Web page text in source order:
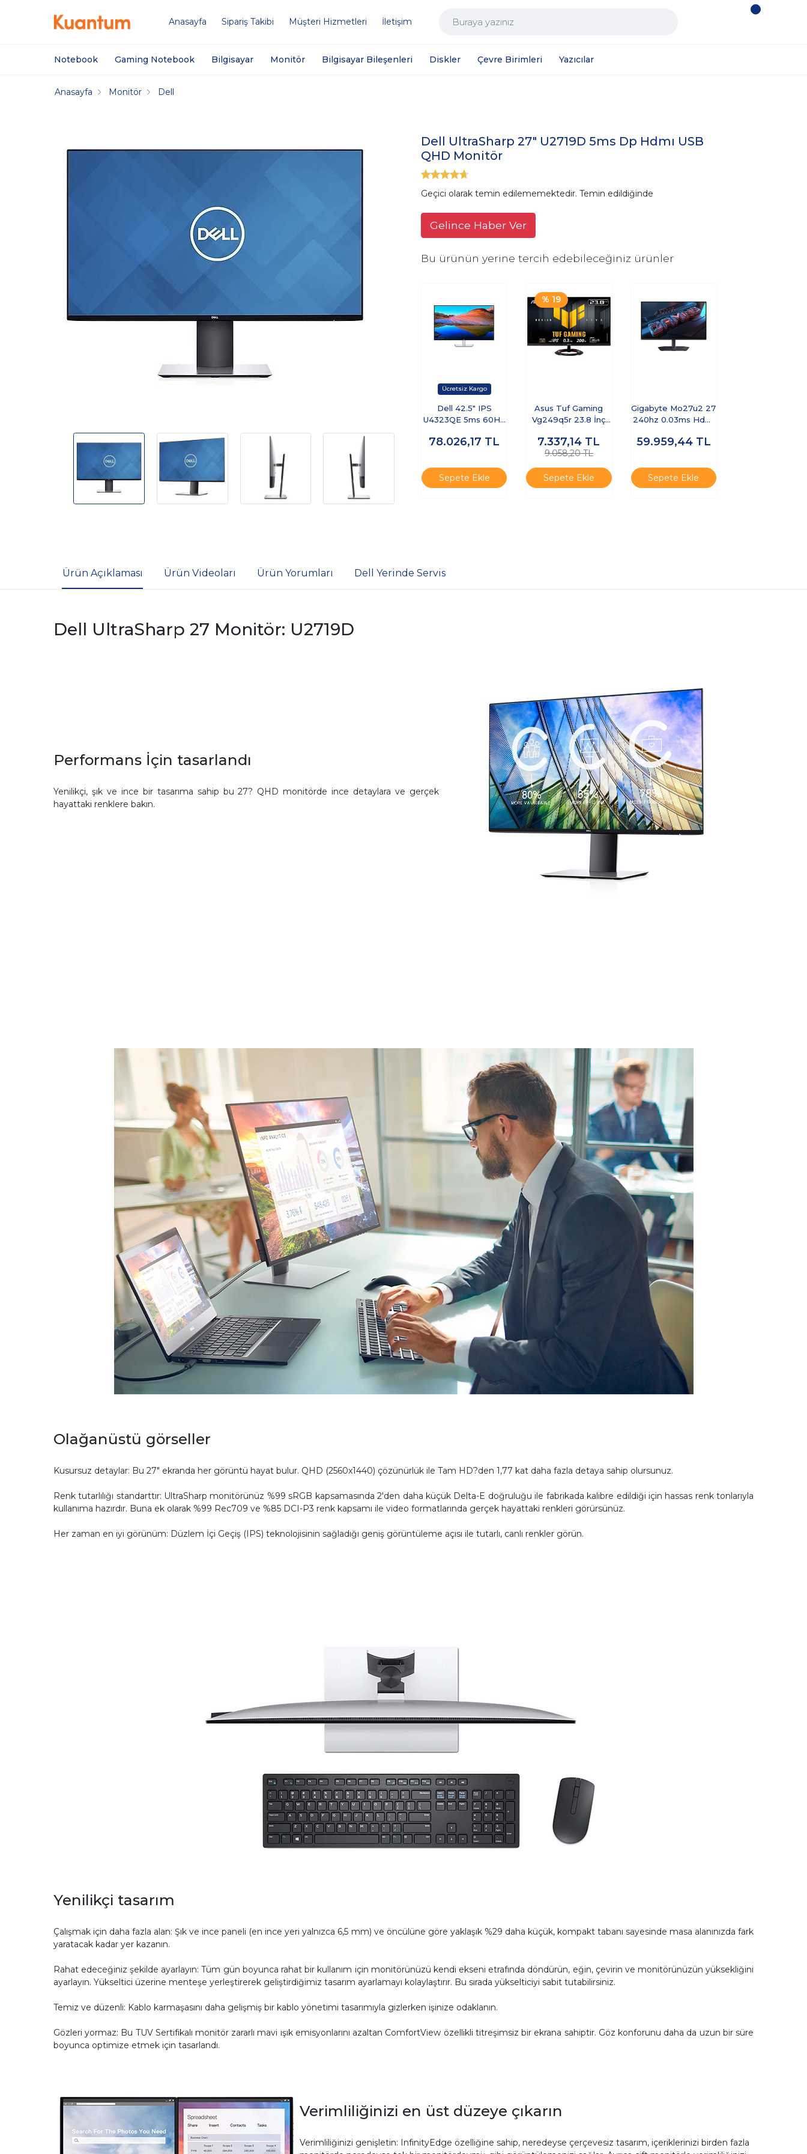
Anasayfa Sipariş Takibi Müşteri Hizmetleri İletişim
Notebook Gaming Notebook Bilgisayar Monitör Bilgisayar Bileşenleri Diskler Çevre Birimleri Yazıcılar
Anasayfa Monitör Dell
Dell UltraSharp 27" U2719D 5ms Dp Hdmı USB
QHD Monitör
Geçici olarak temin edilememektedir. Temin edildiğinde
Gelince Haber Ver
Bu ürünün yerine tercih edebileceğiniz ürünler
Dell 42.5" IPS
U4323QE 5ms 60HZ
Monitör 3840X2160
78.026,17 TL
Sepete Ekle
% 19
Asus Tuf Gaming
Vg249q5r 23.8 İnç
Adaptive Sy
7.337,14 TL
9.058,20 TL
Sepete Ekle
Gigabyte Mo27u2 27
240hz 0.03ms Hdmı
Freesync
59.959,44 TL
Sepete Ekle
Ürün Açıklaması Ürün Videoları Ürün Yorumları Dell Yerinde Servis
Dell UltraSharp 27 Monitör: U2719D
Performans İçin tasarlandı
Yenilikçi, şık ve ince bir tasarıma sahip bu 27? QHD monitörde ince detaylara ve gerçek
hayattaki renklere bakın.
Olağanüstü görseller
Kusursuz detaylar: Bu 27" ekranda her görüntü hayat bulur. QHD (2560x1440) çözünürlük ile Tam HD?den 1,77 kat daha fazla detaya sahip olursunuz.
Renk tutarlılığı standarttır: UltraSharp monitörünüz %99 sRGB kapsamasında 2'den daha küçük Delta-E doğruluğu ile fabrikada kalibre edildiği için hassas renk tonlarıyla
kullanıma hazırdır. Buna ek olarak %99 Rec709 ve %85 DCI-P3 renk kapsamı ile video formatlarında gerçek hayattaki renkleri görürsünüz.
Her zaman en iyi görünüm: Düzlem İçi Geçiş (IPS) teknolojisinin sağladığı geniş görüntüleme açısı ile tutarlı, canlı renkler görün.
Yenilikçi tasarım
Çalışmak için daha fazla alan: Şık ve ince paneli (en ince yeri yalnızca 6,5 mm) ve öncülüne göre yaklaşık %29 daha küçük, kompakt tabanı sayesinde masa alanınızda fark
yaratacak kadar yer kazanın.
Rahat edeceğiniz şekilde ayarlayın: Tüm gün boyunca rahat bir kullanım için monitörünüzü kendi ekseni etrafında döndürün, eğin, çevirin ve monitörünüzün yüksekliğini
ayarlayın. Yükseltici üzerine menteşe yerleştirerek geliştirdiğimiz tasarım ayarlamayı kolaylaştırır. Bu sırada yükselticiyi sabit tutabilirsiniz.
Temiz ve düzenli: Kablo karmaşasını daha gelişmiş bir kablo yönetimi tasarımıyla gizlerken işinize odaklanın.
Gözleri yormaz: Bu TUV Sertifikalı monitör zararlı mavi ışık emisyonlarını azaltan ComfortView özellikli titreşimsiz bir ekrana sahiptir. Göz konforunu daha da uzun bir süre
boyunca optimize etmek için tasarlandı.
Verimliliğinizi en üst düzeye çıkarın
Verimliliğinizi genişletin: InfinityEdge özelliğine sahip, neredeyse çerçevesiz tasarım, içeriklerinizi birden fazla